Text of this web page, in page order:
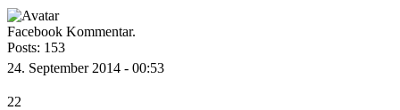
Facebook Kommentar.
Posts: 153
24. September 2014 - 00:53
22